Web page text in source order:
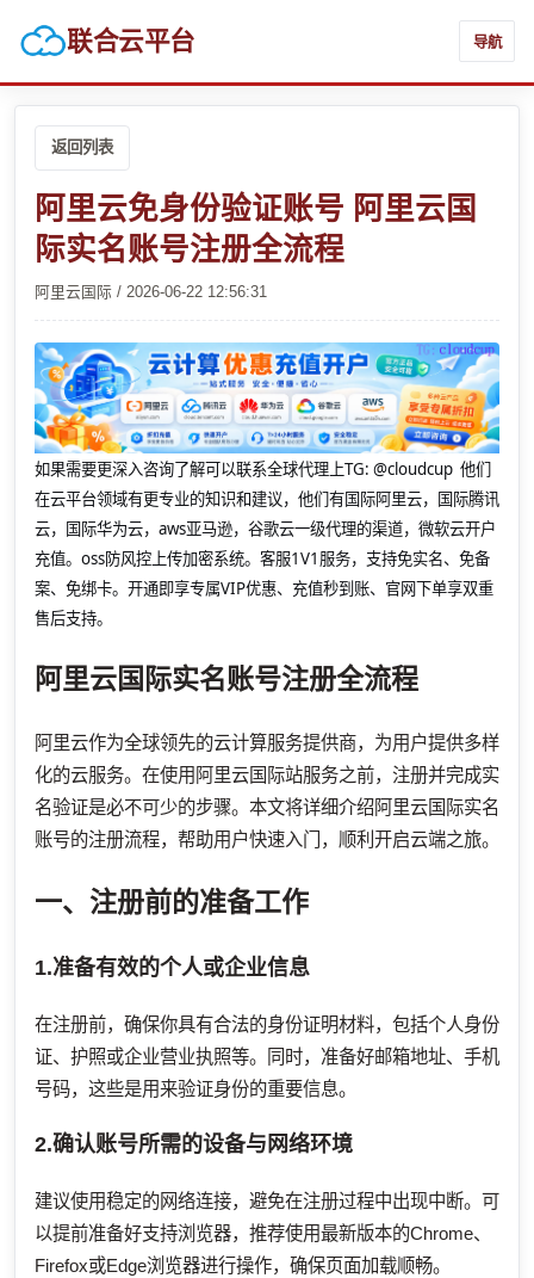
联合云平台 导航
返回列表
阿里云免身份验证账号 阿里云国
际实名账号注册全流程
阿里云国际 / 2026-06-22 12:56:31
如果需要更深入咨询了解可以联系全球代理上TG: @cloudcup 他们
在云平台领域有更专业的知识和建议，他们有国际阿里云，国际腾讯
云，国际华为云，aws亚马逊，谷歌云一级代理的渠道，微软云开户
充值。oss防风控上传加密系统。客服1V1服务，支持免实名、免备
案、免绑卡。开通即享专属VIP优惠、充值秒到账、官网下单享双重
售后支持。
阿里云国际实名账号注册全流程
阿里云作为全球领先的云计算服务提供商，为用户提供多样
化的云服务。在使用阿里云国际站服务之前，注册并完成实
名验证是必不可少的步骤。本文将详细介绍阿里云国际实名
账号的注册流程，帮助用户快速入门，顺利开启云端之旅。
一、注册前的准备工作
1.准备有效的个人或企业信息
在注册前，确保你具有合法的身份证明材料，包括个人身份
证、护照或企业营业执照等。同时，准备好邮箱地址、手机
号码，这些是用来验证身份的重要信息。
2.确认账号所需的设备与网络环境
建议使用稳定的网络连接，避免在注册过程中出现中断。可
以提前准备好支持浏览器，推荐使用最新版本的Chrome、
Firefox或Edge浏览器进行操作，确保页面加载顺畅。